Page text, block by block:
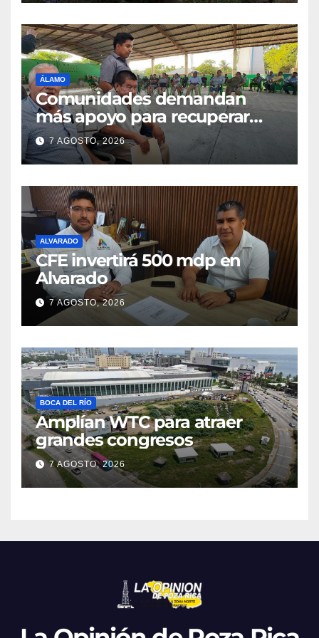
ÁLAMO
Comunidades demandan
más apoyo para recuperar
parcelas
7 AGOSTO, 2026
ALVARADO
CFE invertirá 500 mdp en
Alvarado
7 AGOSTO, 2026
BOCA DEL RÍO
Amplían WTC para atraer
grandes congresos
7 AGOSTO, 2026